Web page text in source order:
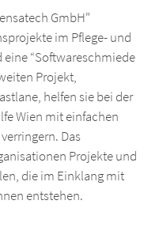
GmbH"
im Pflege- und
“Softwareschmiede
Projekt,
helfen sie bei der
Wien mit einfachen
Das
Projekte und
die im Einklang mit
entstehen.